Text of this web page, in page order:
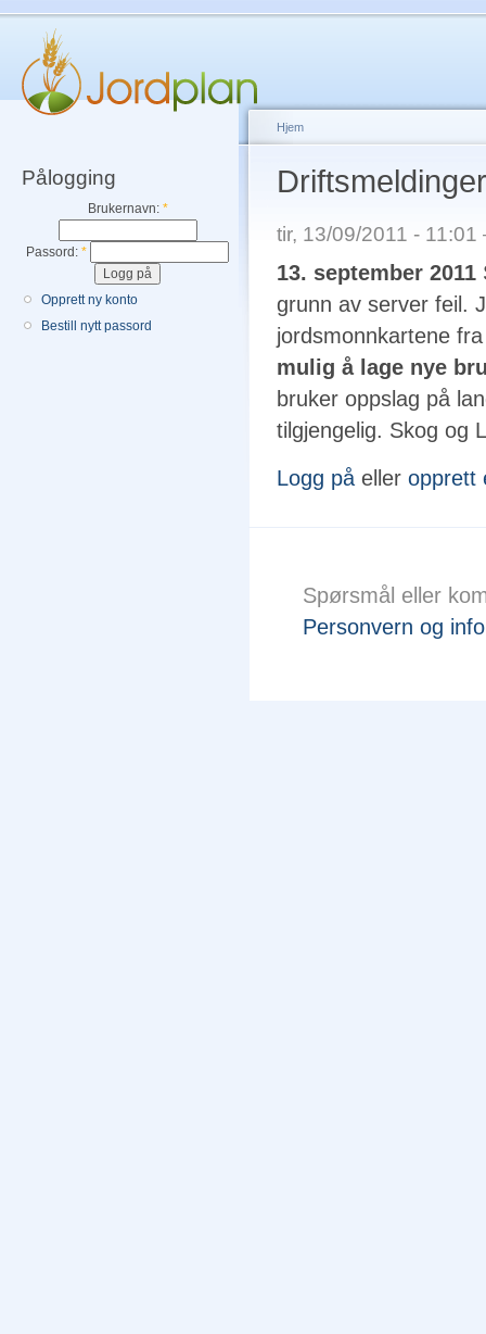
Pålogging
Brukernavn: *
Passord: *
Opprett ny konto
Bestill nytt passord
Hjem
Driftsmeldinger
tir, 13/09/2011 -
13. september 2011
grunn av server feil.
jordsmonnkartene
mulig å lage nye
bruker oppslag på
tilgjengelig. Skog og
Logg på eller opprett
Spørsmål eller
Personvern og